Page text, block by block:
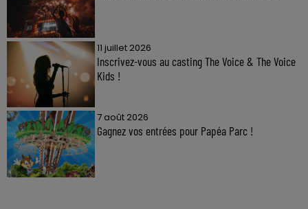
11 juillet 2026
Inscrivez-vous au casting The Voice & The Voice
Kids !
7 août 2026
Gagnez vos entrées pour Papéa Parc !